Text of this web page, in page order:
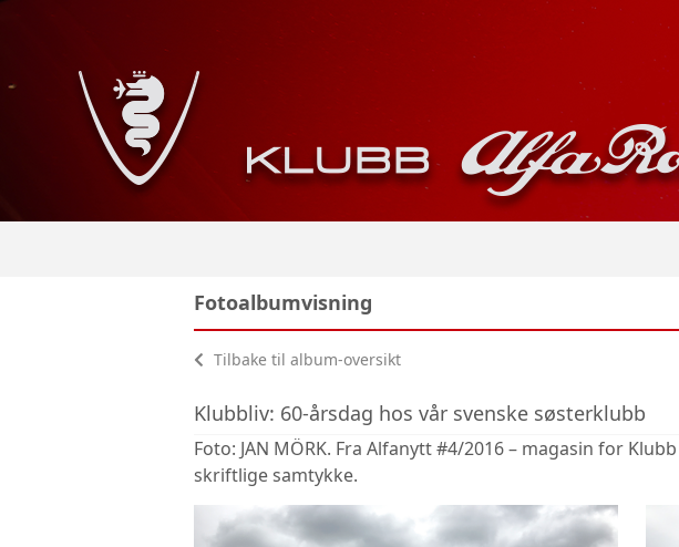
Fotoalbumvisning
Tilbake til album-oversikt
Klubbliv: 60-årsdag hos vår svenske søsterklubb
Foto: JAN MÖRK. Fra Alfanytt #4/2016 – magasin for
skriftlige samtykke.